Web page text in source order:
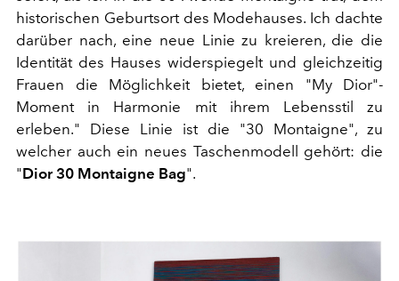
historischen Geburtsort des Modehauses. Ich dachte
darüber nach, eine neue Linie zu kreieren, die die
Identität des Hauses widerspiegelt und gleichzeitig
Frauen die Möglichkeit bietet, einen "My Dior"-
Moment in Harmonie mit ihrem Lebensstil zu
erleben." Diese Linie ist die "30 Montaigne", zu
welcher auch ein neues Taschenmodell gehört: die
"Dior 30 Montaigne Bag".